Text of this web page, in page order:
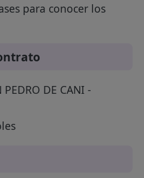
para conocer los
PEDRO DE CANI -